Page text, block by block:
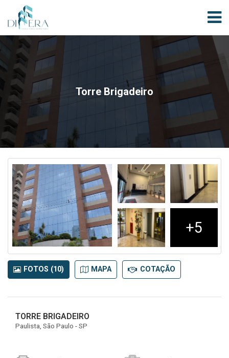
Torre Brigadeiro
+5
FOTOS (10) MAPA COTAÇÃO
TORRE BRIGADEIRO
Paulista, São Paulo - SP